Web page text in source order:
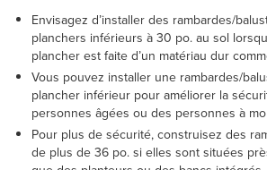
Envisagez d’installer des rambardes/
planchers inférieurs à 30 po. au sol
plancher est faite d’un matériau dur
Vous pouvez installer une rambardes/
plancher inférieur pour améliorer la
personnes âgées ou des personnes à
Pour plus de sécurité, construisez des
de plus de 36 po. si elles sont situées